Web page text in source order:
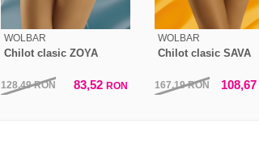
WOLBAR
Chilot clasic ZOYA
128,49RON 83,52 RON
WOLBAR
Chilot clasic SAVA
167,19RON 108,67